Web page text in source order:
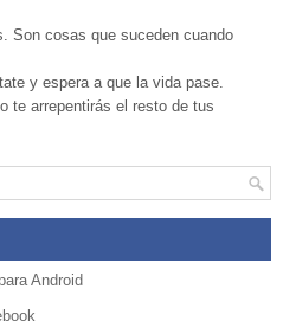
Son cosas que suceden cuando
y espera a que la vida pase.
te arrepentirás el resto de tus
Android